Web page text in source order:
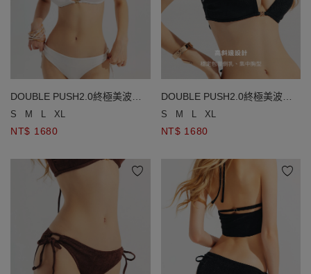
DOUBLE PUSH2.0終極美波品
牌金飾比基尼
S M L XL
NT$ 1680
DOUBLE PUSH2.0終極美波品
牌金飾比基尼
S M L XL
NT$ 1680